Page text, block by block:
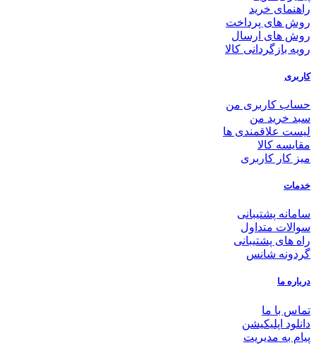
راهنمای خرید
روش های پرداخت
روش های ارسال
رویه بازگردانی کالا
کاربری
حساب کاربری من
سبد خرید من
لیست علاقمندی ها
مقایسه کالا
میز کار کاربری
خدمات
سامانه پشتیبانی
سوالات متداول
راه های پشتیبانی
گردونه شانس
درباره ما
تماس با ما
دانلود اپلیکیشن
پیام به مدیریت